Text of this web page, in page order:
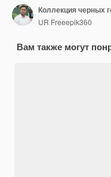
Коллекция черных
UR Freeepik360
Вам также могут